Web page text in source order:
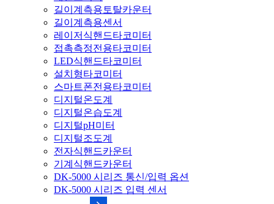
길이계측용토탈카운터
길이계측용센서
레이저식핸드타코미터
접촉측정전용타코미터
LED식핸드타코미터
설치형타코미터
스마트폰전용타코미터
디지털온도계
디지털온습도계
디지털pH미터
디지털조도계
전자식핸드카운터
기계식핸드카운터
DK-5000 시리즈 통신/입력 옵션
DK-5000 시리즈 입력 센서